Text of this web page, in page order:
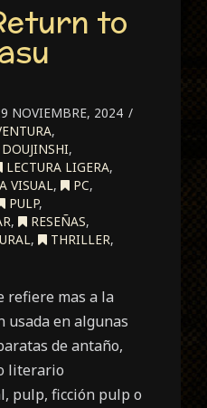
to
NOVIEMBRE, 2024
,
DOUJINSHI,
LECTURA LIGERA,
VISUAL, PC,
PULP,
, RESEÑAS,
, THRILLER,
refiere mas a la
usada en algunas
de antaño,
literario
pulp, ficción pulp o